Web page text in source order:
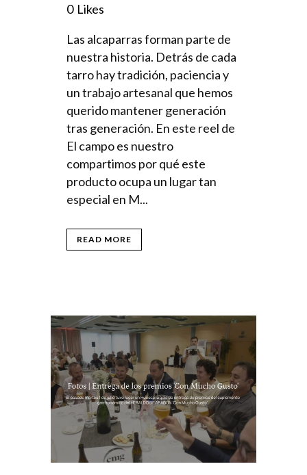
0 Likes
Las alcaparras forman parte de
nuestra historia. Detrás de cada
tarro hay tradición, paciencia y
un trabajo artesanal que hemos
querido mantener generación
tras generación. En este reel de
El campo es nuestro
compartimos por qué este
producto ocupa un lugar tan
especial en M...
READ MORE